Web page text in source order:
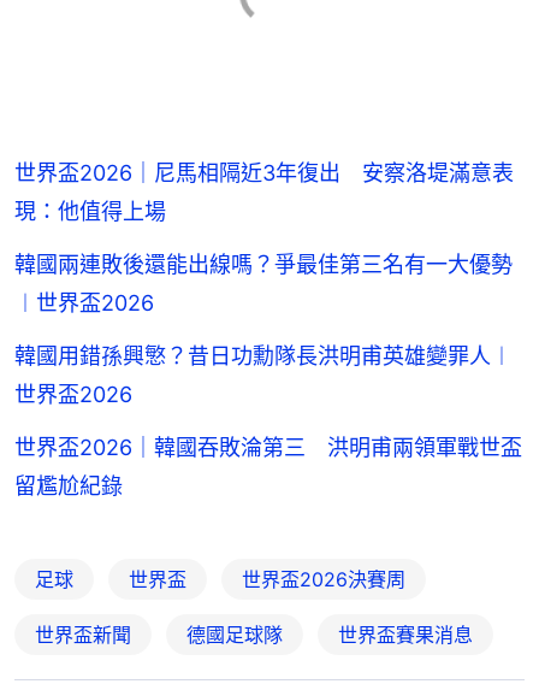
世界盃2026｜尼馬相隔近3年復出 安察洛堤滿意表
現：他值得上場
韓國兩連敗後還能出線嗎？爭最佳第三名有一大優勢
︱世界盃2026
韓國用錯孫興慜？昔日功勳隊長洪明甫英雄變罪人︱
世界盃2026
世界盃2026｜韓國吞敗淪第三 洪明甫兩領軍戰世盃
留尷尬紀錄
足球 世界盃 世界盃2026決賽周
世界盃新聞 德國足球隊 世界盃賽果消息